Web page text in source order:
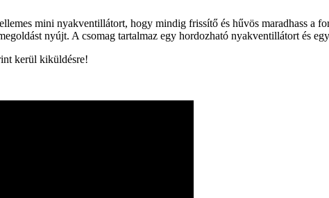
mini nyakventillátort, hogy mindig frissítő és hűvös maradhass
nyújt. A csomag tartalmaz egy hordozható nyakventillátort és
kerül kiküldésre!